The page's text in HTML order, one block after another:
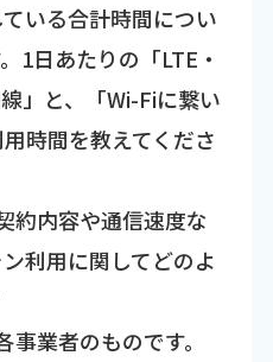
いる合計時間につい
1日あたりの「LTE・
」と、「Wi-Fiに繋い
時間を教えてくださ
約内容や通信速度な
利用に関してどのよ
業者のものです。